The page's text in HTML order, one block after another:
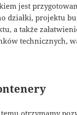
jest
działki, projektu
a także
technicznych,
otrzymamy